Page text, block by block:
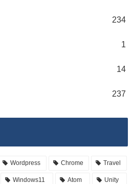
234
1
14
237
Wordpress Chrome Travel
Windows11 Atom Unity